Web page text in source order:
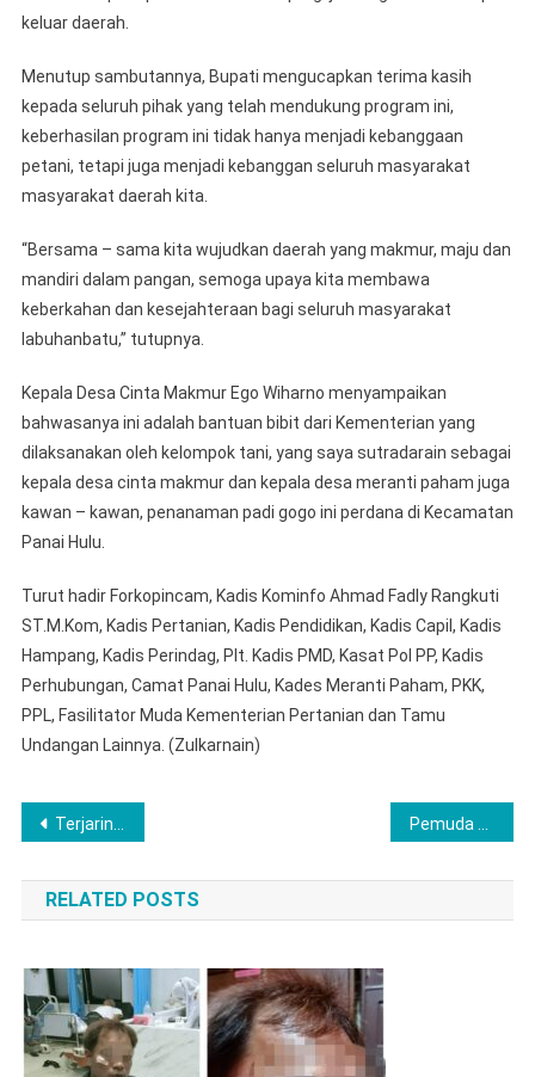
keluar daerah.
Menutup sambutannya, Bupati mengucapkan terima kasih
kepada seluruh pihak yang telah mendukung program ini,
keberhasilan program ini tidak hanya menjadi kebanggaan
petani, tetapi juga menjadi kebanggan seluruh masyarakat
masyarakat daerah kita.
“Bersama – sama kita wujudkan daerah yang makmur, maju dan
mandiri dalam pangan, semoga upaya kita membawa
keberkahan dan kesejahteraan bagi seluruh masyarakat
labuhanbatu,” tutupnya.
Kepala Desa Cinta Makmur Ego Wiharno menyampaikan
bahwasanya ini adalah bantuan bibit dari Kementerian yang
dilaksanakan oleh kelompok tani, yang saya sutradarain sebagai
kepala desa cinta makmur dan kepala desa meranti paham juga
kawan – kawan, penanaman padi gogo ini perdana di Kecamatan
Panai Hulu.
Turut hadir Forkopincam, Kadis Kominfo Ahmad Fadly Rangkuti
ST.M.Kom, Kadis Pertanian, Kadis Pendidikan, Kadis Capil, Kadis
Hampang, Kadis Perindag, Plt. Kadis PMD, Kasat Pol PP, Kadis
Perhubungan, Camat Panai Hulu, Kades Meranti Paham, PKK,
PPL, Fasilitator Muda Kementerian Pertanian dan Tamu
Undangan Lainnya. (Zulkarnain)
Navigasi
pos
Terjaring Operasi Sikat II Musi, Unit Reskrim Polsek Muara Kelingi Polres Musi Rawas Ringkus Pelaku Curanmor, Satu Tersangka Masih Dibawah Umur
RELATED POSTS